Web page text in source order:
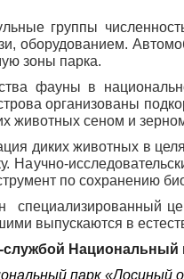
группы
оборудованием.
зоны парка.
фауны в
организованы
животных сеном и
диких животных в
Научно-
по сохранению
специализированный
выпускаются в
службой Национальный
парк «Лосиный